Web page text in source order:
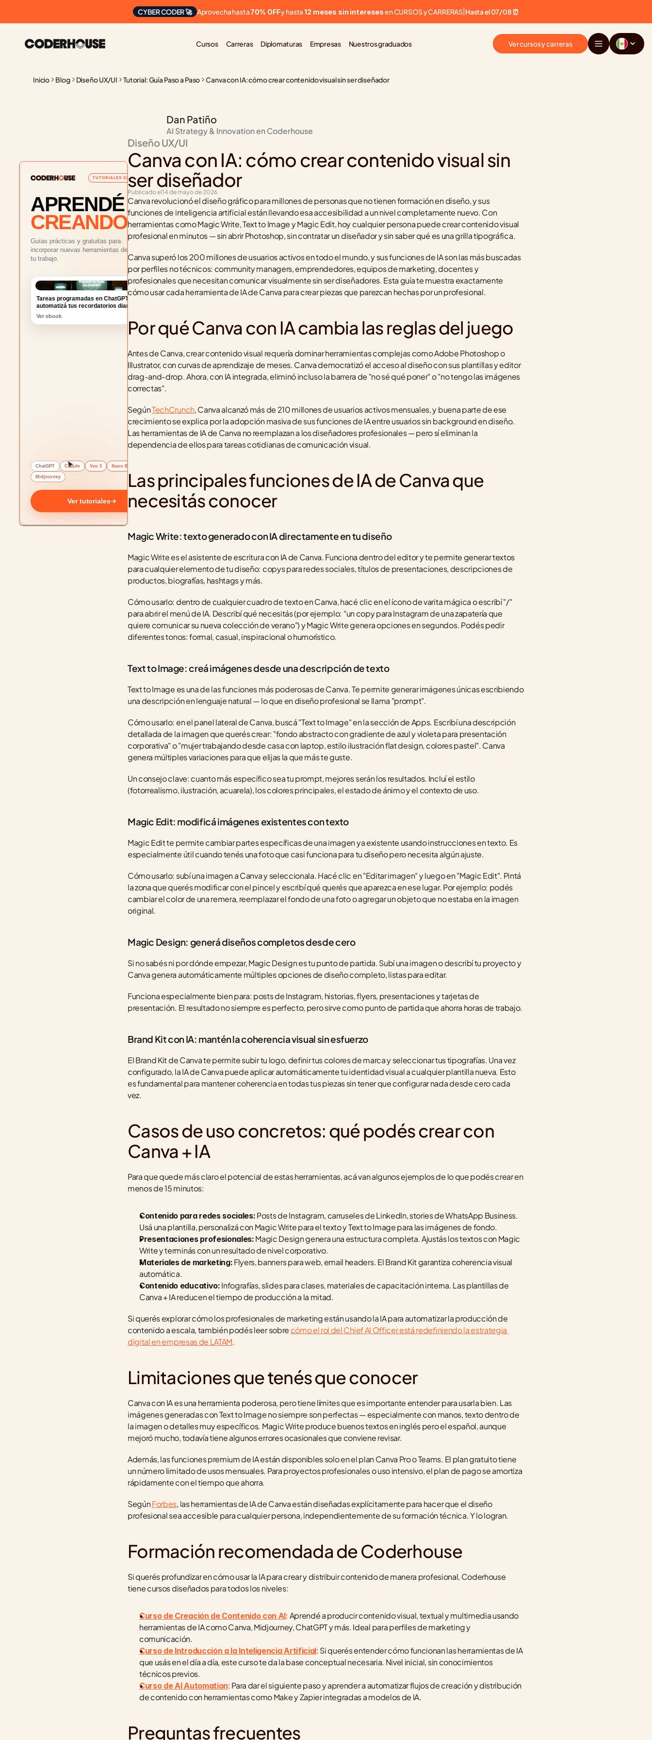
CYBER CODER 🚀 Aprovecha hasta 70% OFF y hasta 12 meses sin intereses en CURSOS y CARRERAS Hasta el 07/08 ⏰
Cursos Carreras Diplomaturas Empresas Nuestros graduados Ver cursos y carreras
Inicio Blog Diseño UX/UI Tutorial: Guía Paso a Paso Canva con IA: cómo crear contenido visual sin ser diseñador
TUTORIALES GRATUITOS
APRENDÉ
CREANDO
Guías prácticas y gratuitas para
incorporar nuevas herramientas de IA a
tu trabajo.
Tareas programadas en ChatGPT:
automatizá tus recordatorios diarios
Ver ebook
ChatGPT Claude Veo 3 Nano Banana
Midjourney
Ver tutoriales
Dan Patiño
AI Strategy & Innovation en Coderhouse
Diseño UX/UI
Canva con IA: cómo crear contenido visual sin
ser diseñador
Publicado el14 de mayo de 2026
Canva revolucionó el diseño gráfico para millones de personas que no tienen formación en diseño, y sus
funciones de inteligencia artificial están llevando esa accesibilidad a un nivel completamente nuevo. Con
herramientas como Magic Write, Text to Image y Magic Edit, hoy cualquier persona puede crear contenido visual
profesional en minutos — sin abrir Photoshop, sin contratar un diseñador y sin saber qué es una grilla tipográfica.
Canva superó los 200 millones de usuarios activos en todo el mundo, y sus funciones de IA son las más buscadas
por perfiles no técnicos: community managers, emprendedores, equipos de marketing, docentes y
profesionales que necesitan comunicar visualmente sin ser diseñadores. Esta guía te muestra exactamente
cómo usar cada herramienta de IA de Canva para crear piezas que parezcan hechas por un profesional.
Por qué Canva con IA cambia las reglas del juego
Antes de Canva, crear contenido visual requería dominar herramientas complejas como Adobe Photoshop o
Illustrator, con curvas de aprendizaje de meses. Canva democratizó el acceso al diseño con sus plantillas y editor
drag-and-drop. Ahora, con IA integrada, eliminó incluso la barrera de "no sé qué poner" o "no tengo las imágenes
correctas".
Según TechCrunch, Canva alcanzó más de 210 millones de usuarios activos mensuales, y buena parte de ese
crecimiento se explica por la adopción masiva de sus funciones de IA entre usuarios sin background en diseño.
Las herramientas de IA de Canva no reemplazan a los diseñadores profesionales — pero sí eliminan la
dependencia de ellos para tareas cotidianas de comunicación visual.
Las principales funciones de IA de Canva que
necesitás conocer
Magic Write: texto generado con IA directamente en tu diseño
Magic Write es el asistente de escritura con IA de Canva. Funciona dentro del editor y te permite generar textos
para cualquier elemento de tu diseño: copys para redes sociales, títulos de presentaciones, descripciones de
productos, biografías, hashtags y más.
Cómo usarlo: dentro de cualquier cuadro de texto en Canva, hacé clic en el ícono de varita mágica o escribí "/"
para abrir el menú de IA. Describí qué necesitás (por ejemplo: "un copy para Instagram de una zapatería que
quiere comunicar su nueva colección de verano") y Magic Write genera opciones en segundos. Podés pedir
diferentes tonos: formal, casual, inspiracional o humorístico.
Text to Image: creá imágenes desde una descripción de texto
Text to Image es una de las funciones más poderosas de Canva. Te permite generar imágenes únicas escribiendo
una descripción en lenguaje natural — lo que en diseño profesional se llama "prompt".
Cómo usarlo: en el panel lateral de Canva, buscá "Text to Image" en la sección de Apps. Escribí una descripción
detallada de la imagen que querés crear: "fondo abstracto con gradiente de azul y violeta para presentación
corporativa" o "mujer trabajando desde casa con laptop, estilo ilustración flat design, colores pastel". Canva
genera múltiples variaciones para que elijas la que más te guste.
Un consejo clave: cuanto más específico sea tu prompt, mejores serán los resultados. Incluí el estilo
(fotorrealismo, ilustración, acuarela), los colores principales, el estado de ánimo y el contexto de uso.
Magic Edit: modificá imágenes existentes con texto
Magic Edit te permite cambiar partes específicas de una imagen ya existente usando instrucciones en texto. Es
especialmente útil cuando tenés una foto que casi funciona para tu diseño pero necesita algún ajuste.
Cómo usarlo: subí una imagen a Canva y seleccionala. Hacé clic en "Editar imagen" y luego en "Magic Edit". Pintá
la zona que querés modificar con el pincel y escribí qué querés que aparezca en ese lugar. Por ejemplo: podés
cambiar el color de una remera, reemplazar el fondo de una foto o agregar un objeto que no estaba en la imagen
original.
Magic Design: generá diseños completos desde cero
Si no sabés ni por dónde empezar, Magic Design es tu punto de partida. Subí una imagen o describí tu proyecto y
Canva genera automáticamente múltiples opciones de diseño completo, listas para editar.
Funciona especialmente bien para: posts de Instagram, historias, flyers, presentaciones y tarjetas de
presentación. El resultado no siempre es perfecto, pero sirve como punto de partida que ahorra horas de trabajo.
Brand Kit con IA: mantén la coherencia visual sin esfuerzo
El Brand Kit de Canva te permite subir tu logo, definir tus colores de marca y seleccionar tus tipografías. Una vez
configurado, la IA de Canva puede aplicar automáticamente tu identidad visual a cualquier plantilla nueva. Esto
es fundamental para mantener coherencia en todas tus piezas sin tener que configurar nada desde cero cada
vez.
Casos de uso concretos: qué podés crear con
Canva + IA
Para que quede más claro el potencial de estas herramientas, acá van algunos ejemplos de lo que podés crear en
menos de 15 minutos:
Contenido para redes sociales: Posts de Instagram, carruseles de LinkedIn, stories de WhatsApp Business.
Usá una plantilla, personalizá con Magic Write para el texto y Text to Image para las imágenes de fondo.
Presentaciones profesionales: Magic Design genera una estructura completa. Ajustás los textos con Magic
Write y terminás con un resultado de nivel corporativo.
Materiales de marketing: Flyers, banners para web, email headers. El Brand Kit garantiza coherencia visual
automática.
Contenido educativo: Infografías, slides para clases, materiales de capacitación interna. Las plantillas de
Canva + IA reducen el tiempo de producción a la mitad.
Si querés explorar cómo los profesionales de marketing están usando la IA para automatizar la producción de
contenido a escala, también podés leer sobre cómo el rol del Chief AI Officer está redefiniendo la estrategia
digital en empresas de LATAM.
Limitaciones que tenés que conocer
Canva con IA es una herramienta poderosa, pero tiene límites que es importante entender para usarla bien. Las
imágenes generadas con Text to Image no siempre son perfectas — especialmente con manos, texto dentro de
la imagen o detalles muy específicos. Magic Write produce buenos textos en inglés pero el español, aunque
mejoró mucho, todavía tiene algunos errores ocasionales que conviene revisar.
Además, las funciones premium de IA están disponibles solo en el plan Canva Pro o Teams. El plan gratuito tiene
un número limitado de usos mensuales. Para proyectos profesionales o uso intensivo, el plan de pago se amortiza
rápidamente con el tiempo que ahorra.
Según Forbes, las herramientas de IA de Canva están diseñadas explícitamente para hacer que el diseño
profesional sea accesible para cualquier persona, independientemente de su formación técnica. Y lo logran.
Formación recomendada de Coderhouse
Si querés profundizar en cómo usar la IA para crear y distribuir contenido de manera profesional, Coderhouse
tiene cursos diseñados para todos los niveles:
Curso de Creación de Contenido con AI: Aprendé a producir contenido visual, textual y multimedia usando
herramientas de IA como Canva, Midjourney, ChatGPT y más. Ideal para perfiles de marketing y
comunicación.
Curso de Introducción a la Inteligencia Artificial: Si querés entender cómo funcionan las herramientas de IA
que usás en el día a día, este curso te da la base conceptual necesaria. Nivel inicial, sin conocimientos
técnicos previos.
Curso de AI Automation: Para dar el siguiente paso y aprender a automatizar flujos de creación y distribución
de contenido con herramientas como Make y Zapier integradas a modelos de IA.
Preguntas frecuentes